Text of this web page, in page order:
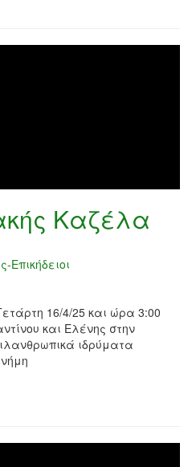
Καζέλα
Επικήδειοι
16/4/25 και ώρα 3:00
και Ελένης στην
ιδρύματα